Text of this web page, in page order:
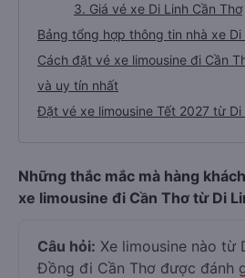
3. Giá vé xe Di Linh Cần Thơ
Bảng tổng hợp thông tin nhà xe Di
Cách đặt vé xe limousine đi Cần
và uy tín nhất
Đặt vé xe limousine Tết 2027 từ Di
Những thắc mắc mà hàng
xe limousine đi Cần Thơ từ Di
Câu hỏi: Xe limousine nào từ
Đồng đi Cần Thơ được đánh